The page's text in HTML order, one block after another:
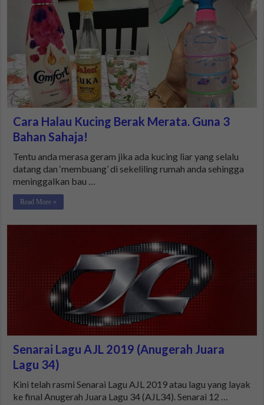
Cara Halau Kucing Berak Merata. Guna 3
Bahan Sahaja!
Tentu anda merasa geram jika ada kucing liar yang selalu
datang dan ‘membuang’ di sekeliling rumah anda sehingga
meninggalkan bau …
Read More »
Senarai Lagu AJL 2019 (Anugerah Juara
Lagu 34)
Kini telah rasmi Senarai Lagu AJL 2019 atau lagu yang layak
ke final Anugerah Juara Lagu 34 (AJL34). Senarai 12 …